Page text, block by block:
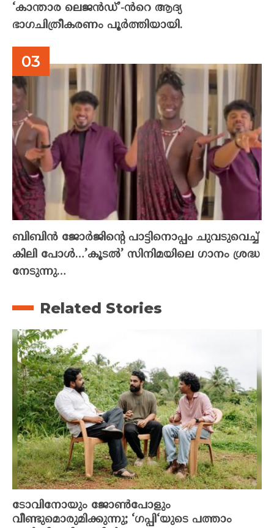
‘കാന്താര ലെജൻഡ്’-ൻറെ ആദ്യ
ഭാഗചിത്രീകരണം പൂർത്തിയായി.
ബിബിൻ ജോർജിന്റെ പാട്ടിനൊപ്പം ചുവടുവെച്ച്
കിലി പോൾ…’കൂടൽ’ സിനിമയിലെ ഗാനം ശ്രദ്ധ
നേടുന്നു…
Related Stories
ടോവിനോയും ജോൺപോളും
വീണ്ടുമൊരുമിക്കുന്നു; ‘ഗപ്പി‘യുടെ പത്താം